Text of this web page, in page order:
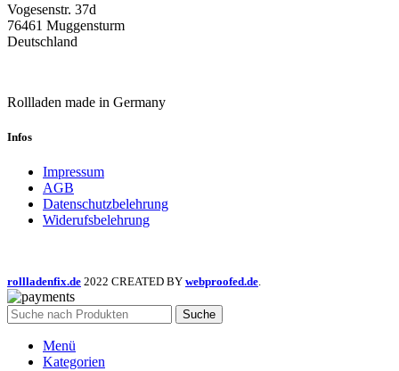
der
Vogesenstr. 37d
76461 Muggensturm
Deutschland
Rollladen made in Germany
Infos
Impressum
AGB
Datenschutzbelehrung
Widerufsbelehrung
rollladenfix.de 2022 CREATED BY webproofed.de.
Suche
Menü
Kategorien